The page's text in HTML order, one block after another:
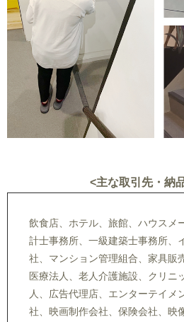
<主な取引先・納
飲食店、ホテル、旅館、ハウスメ
計士事務所、一級建築士事務所、
社、マンション管理組合、家具販
医療法人、老人介護施設、クリニ
人、広告代理店、エンターテイメ
社、映画制作会社、保険会社、映